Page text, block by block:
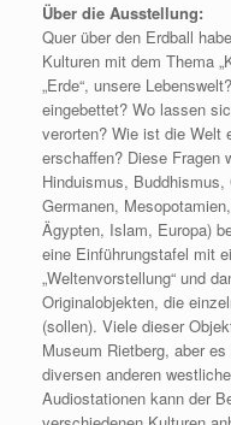
Über die Ausstellung:
Quer über den Erdball
Kulturen mit dem Thema
„Erde“, unsere
eingebettet? Wo lassen
verorten? Wie ist die Welt
erschaffen? Diese Fragen
Hinduismus,
Germanen,
Ägypten, Islam, Europa)
eine Einführungstafel mit
„Weltenvorstellung“ und
Originalobjekten, die
(sollen). Viele dieser
Museum Rietberg, aber
diversen anderen
Audiostationen kann der